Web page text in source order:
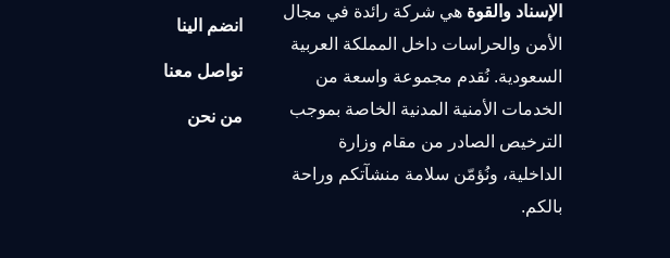
الإسناد والقوة هي شركة رائدة في مجال
الأمن والحراسات داخل المملكة العربية
السعودية. نُقدم مجموعة واسعة من
الخدمات الأمنية المدنية الخاصة بموجب
الترخيص الصادر من مقام وزارة
الداخلية، ونُؤمّن سلامة منشآتكم وراحة
بالكم.
انضم الينا
تواصل معنا
من نحن